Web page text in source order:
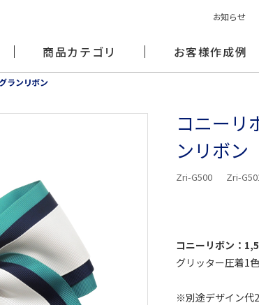
商品カテゴリ お客様作成例
お知らせ
ランリボン
コニーリ
ンリボン
Zri-G500 Zri-
コニーリボン：
グリッター圧着1
※別途デザイン代